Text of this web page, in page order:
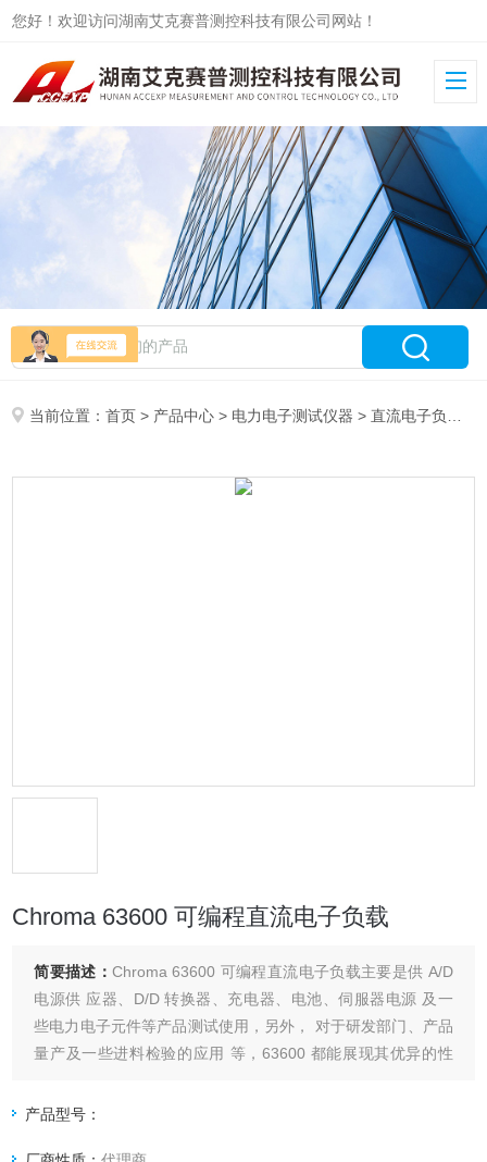
您好！欢迎访问湖南艾克赛普测控科技有限公司网站！
当前位置：首页 > 产品中心 > 电力电子测试仪器 >直流电子负载
Chroma 63600 可编程直流电子负载
简要描述：Chroma 63600 可编程直流电子负载主要是供 A/D
电源供 应器、D/D 转换器、充电器、电池、伺服器电源 及一
些电力电子元件等产品测试使用，另外， 对于研发部门、产品
量产及一些进料检验的应用 等，63600 都能展现其优异的性
产品型号：